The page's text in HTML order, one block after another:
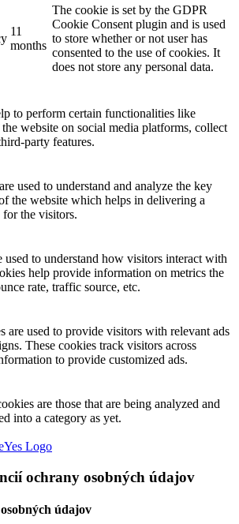
11
months
The cookie is set by the GDPR
Cookie Consent plugin and is used
to store whether or not user has
consented to the use of cookies. It
does not store any personal data.
to perform certain functionalities like
website on social media platforms, collect
party features.
used to understand and analyze the key
the website which helps in delivering a
for the visitors.
used to understand how visitors interact with
help provide information on metrics the
rate, traffic source, etc.
are used to provide visitors with relevant ads
These cookies track visitors across
to provide customized ads.
are those that are being analyzed and
into a category as yet.
ochrany osobných údajov
údajov